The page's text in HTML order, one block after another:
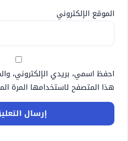
الموقع الإلكتروني
احفظ اسمي، بريدي الإلكتروني،
هذا المتصفح لاستخدامها المرة